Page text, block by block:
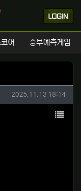
어 승부예측게임
작성일
2025.11.13 18:14
목록